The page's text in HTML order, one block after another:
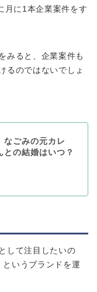
月に1本企業案件をす
みると、企業案件も
るのではないでしょ
なごみの元カレ
との結婚はいつ？
して注目したいの
いうブランドを運